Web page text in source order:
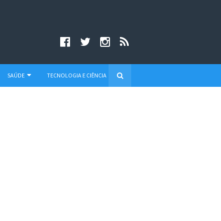
SAÚDE TECNOLOGIA E CIÊNCIA